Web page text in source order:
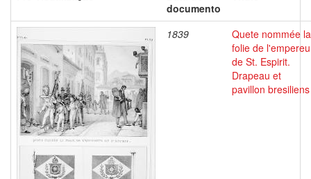
documento
1839
Quete nommée la
folie de
de St. Espirit.
Drapeau et
pavillon bresiliens